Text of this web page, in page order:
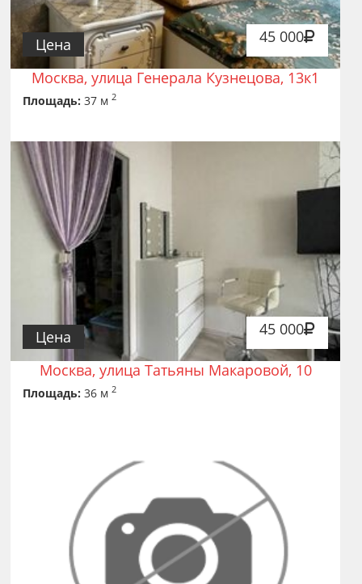
45 000
Цена
Москва, улица Генерала Кузнецова, 13к1
Площадь: 37 м2
45 000
Цена
Москва, улица Татьяны Макаровой, 10
Площадь: 36 м2